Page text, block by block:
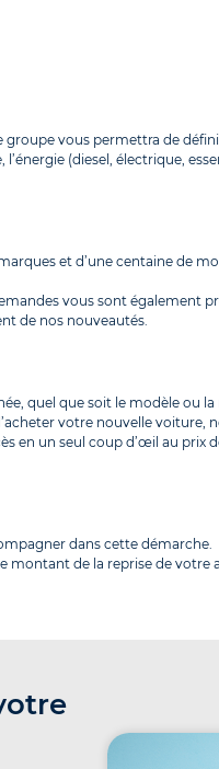
vous permettra de
(diesel, électrique,
et d’une centaine de
vous sont également
de nos nouveautés.
quel que soit le modèle ou
votre nouvelle voiture,
en un seul coup d’œil au prix
dans cette démarche.
montant de la reprise de votre